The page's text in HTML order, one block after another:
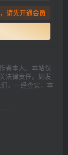
请先开通会员
者本人。本站仅
法律责任。如发
，一经查实，本